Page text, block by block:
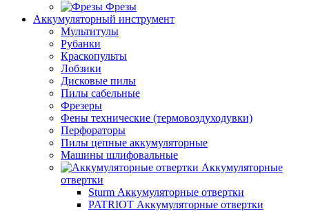
Фрезы
Аккумуляторный инструмент
Мультитулы
Рубанки
Краскопульты
Лобзики
Дисковые пилы
Пилы сабельные
Фрезеры
Фены технические (термовоздуходувки)
Перфораторы
Пилы цепные аккумуляторные
Машины шлифовальные
Аккумуляторные
отвертки
Sturm Аккумуляторные отвертки
PATRIOT Аккумуляторные отвертки